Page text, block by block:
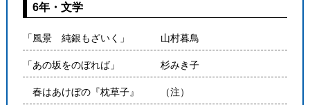
6年・文学
「風景 純銀もざいく」 山村暮鳥
「あの坂をのぼれば」 杉みき子
春はあけぼの『枕草子』 （注）